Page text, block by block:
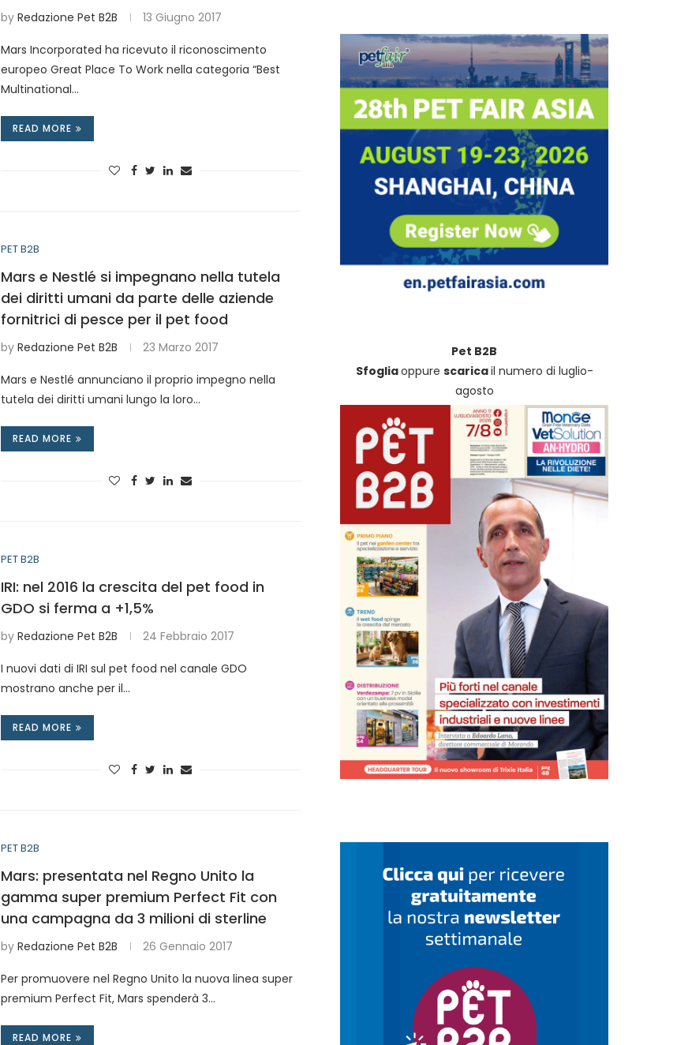
by Redazione Pet B2B 13 Giugno 2017
Mars Incorporated ha ricevuto il riconoscimento
europeo Great Place To Work nella categoria “Best
Multinational…
READ MORE
PET B2B
Mars e Nestlé si impegnano nella tutela
dei diritti umani da parte delle aziende
fornitrici di pesce per il pet food
by Redazione Pet B2B 23 Marzo 2017
Mars e Nestlé annunciano il proprio impegno nella
tutela dei diritti umani lungo la loro…
READ MORE
PET B2B
IRI: nel 2016 la crescita del pet food in
GDO si ferma a +1,5%
by Redazione Pet B2B 24 Febbraio 2017
I nuovi dati di IRI sul pet food nel canale GDO
mostrano anche per il…
READ MORE
PET B2B
Mars: presentata nel Regno Unito la
gamma super premium Perfect Fit con
una campagna da 3 milioni di sterline
by Redazione Pet B2B 26 Gennaio 2017
Per promuovere nel Regno Unito la nuova linea super
premium Perfect Fit, Mars spenderà 3…
READ MORE
Pet B2B
Sfogliaoppure scaricail numero di luglio-
agosto